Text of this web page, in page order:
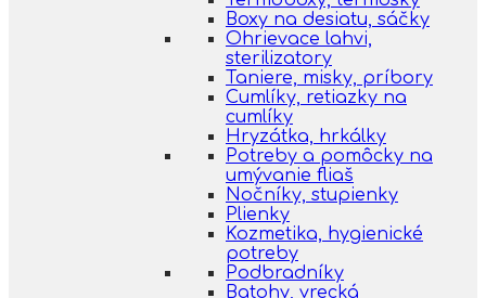
Boxy na desiatu, sáčky
Ohrievace lahvi,
sterilizatory
Taniere, misky, príbory
Cumlíky, retiazky na
cumlíky
Hryzátka, hrkálky
Potreby a pomôcky na
umývanie fliaš
Nočníky, stupienky
Plienky
Kozmetika, hygienické
potreby
Podbradníky
Batohy, vrecká